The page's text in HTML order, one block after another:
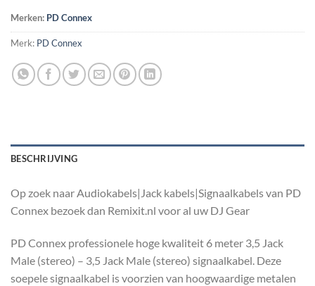
Merken: PD Connex
Merk: PD Connex
BESCHRIJVING
Op zoek naar Audiokabels|Jack kabels|Signaalkabels van PD
Connex bezoek dan Remixit.nl voor al uw DJ Gear
PD Connex professionele hoge kwaliteit 6 meter 3,5 Jack
Male (stereo) – 3,5 Jack Male (stereo) signaalkabel. Deze
soepele signaalkabel is voorzien van hoogwaardige metalen